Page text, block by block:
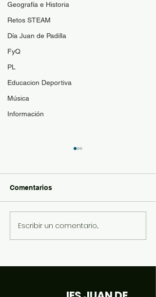
Geografía e Historia
Retos STEAM
Día Juan de Padilla
FyQ
PL
Educacion Deportiva
Música
Información
RETO STEAM CLÁSICA
Comentarios
Escribir un comentario...